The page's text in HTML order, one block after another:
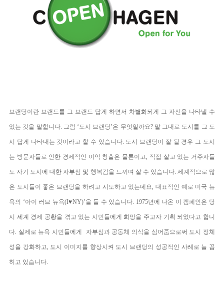
브랜딩이란 브랜드를 그 브랜드 답게 하면서 차별화되게 그 자신을 나타낼 수
있는 것을 말합니다. 그럼 ‘도시 브랜딩’은 무엇일까요? 말 그대로 도시를 그 도
시 답게 나타내는 것이라고 할 수 있습니다. 도시 브랜딩이 잘 될 경우 그 도시
는 방문자들로 인한 경제적인 이익 창출은 물론이고, 직접 살고 있는 거주자들
도 자기 도시에 대한 자부심 및 행복감을 느끼며 살 수 있습니다. 세계적으로 많
은 도시들이 좋은 브랜딩을 하려고 시도하고 있는데요, 대표적인 예로 미국 뉴
욕의 ‘아이 러브 뉴욕(I♥NY)’을 들 수 있습니다. 1975년에 나온 이 캠페인은 당
시 세계 경제 공황을 겪고 있는 시민들에게 희망을 주고자 기획 되었다고 합니
다. 실제로 뉴욕 시민들에게 자부심과 공동체 의식을 심어줌으로써 도시 정체
성을 강화하고, 도시 이미지를 향상시켜 도시 브랜딩의 성공적인 사례로 늘 꼽
히고 있습니다.